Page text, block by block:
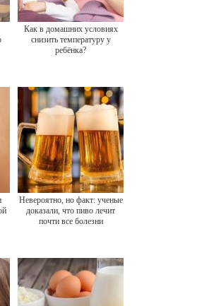
Как в домашних условиях
снизить температуру у
ребёнка?
Невероятно, но факт: ученые
доказали, что пиво лечит
почти все болезни